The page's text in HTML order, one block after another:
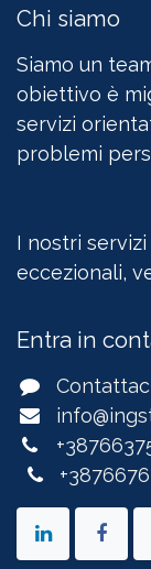
Chi siamo
Siamo un
obiettivo è
servizi
problemi
I nostri
eccezionali,
Entra in